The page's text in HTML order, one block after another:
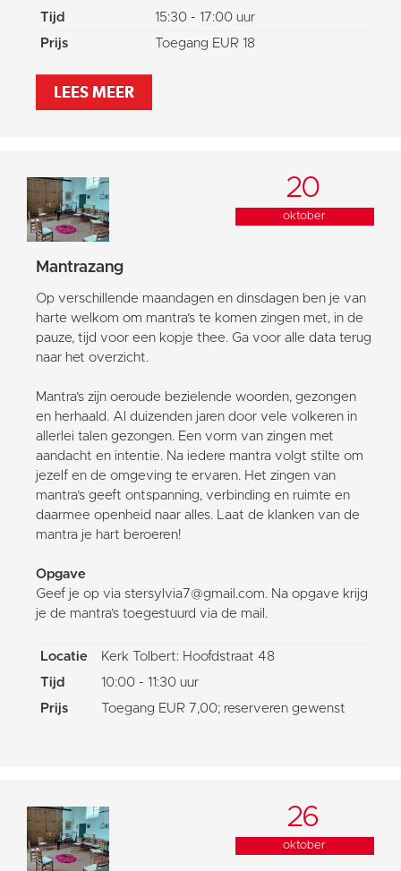
Tijd
15:30 - 17:00 uur
Prijs
Toegang EUR 18
LEES MEER
20
oktober
Mantrazang
Op verschillende maandagen en dinsdagen ben je van
harte welkom om mantra’s te komen zingen met, in de
pauze, tijd voor een kopje thee. Ga voor alle data terug
naar het overzicht.
Mantra’s zijn oeroude bezielende woorden, gezongen
en herhaald. Al duizenden jaren door vele volkeren in
allerlei talen gezongen. Een vorm van zingen met
aandacht en intentie. Na iedere mantra volgt stilte om
jezelf en de omgeving te ervaren. Het zingen van
mantra’s geeft ontspanning, verbinding en ruimte en
daarmee openheid naar alles. Laat de klanken van de
mantra je hart beroeren!
Opgave
Geef je op via stersylvia7@gmail.com. Na opgave krijg
je de mantra’s toegestuurd via de mail.
Locatie
Kerk Tolbert: Hoofdstraat 48
Tijd
10:00 - 11:30 uur
Prijs
Toegang EUR 7,00; reserveren gewenst
26
oktober